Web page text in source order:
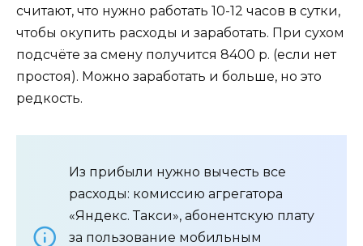
считают, что нужно работать 10-12 часов в сутки,
чтобы окупить расходы и заработать. При сухом
подсчёте за смену получится 8400 р. (если нет
простоя). Можно заработать и больше, но это
редкость.
Из прибыли нужно вычесть все
расходы: комиссию агрегатора
«Яндекс. Такси», абонентскую плату
за пользование мобильным